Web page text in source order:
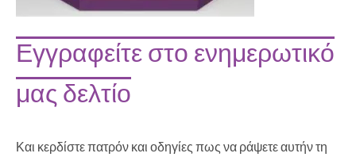
Εγγραφείτε στο ενημερωτικό
μας δελτίο
Και κερδίστε πατρόν και οδηγίες πως να ράψετε αυτήν τη